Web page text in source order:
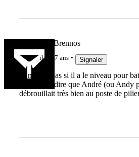
Vae Victis Brennos
il y a 7 ans Signaler
Je ne sais pas si il a le niveau pour
peux vous dire que André (ou Andy
débrouillait très bien au poste de